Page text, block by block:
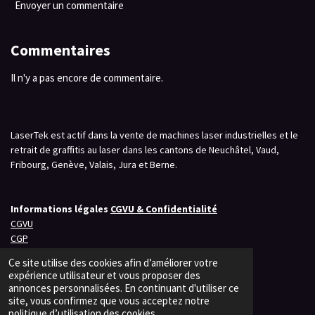
Ce site utilise des cookies afin d’améliorer votre
expérience utilisateur et vous proposer des
annonces personnalisées. En continuant d'utiliser ce
site, vous confirmez que vous acceptez notre
Envoyer un commentaire
Commentaires
Il n'y a pas encore de commentaire.
LaserTek est actif dans la vente de machines laser industrielles et le
retrait de graffitis au laser dans les cantons de Neuchâtel, Vaud,
Fribourg, Genève, Valais, Jura et Berne.
Informations légales CGVU & Confidentialité
CGVU
CGP
P
P
P